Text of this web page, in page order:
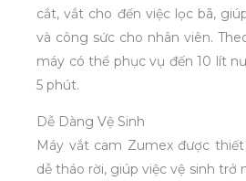
cắt, vắt cho đến việc lọc bã,
và công sức cho nhân viên.
máy có thể phục vụ đến 10 lít
5 phút.
Dễ Dàng Vệ Sinh
Máy vắt cam Zumex được
dễ tháo rời, giúp việc vệ sinh trở